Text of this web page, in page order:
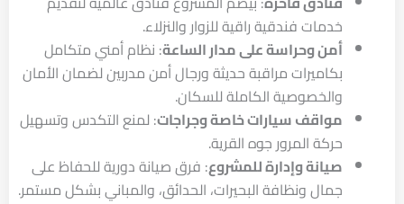
خدمات فندقية راقية للزوار والنزلاء.
أمن وحراسة على مدار الساعة: نظام أمني متكامل
بكاميرات مراقبة حديثة ورجال أمن مدربين لضمان الأمان
والخصوصية الكاملة للسكان.
مواقف سيارات خاصة وجراجات: لمنع التكدس وتسهيل
حركة المرور جوه القرية.
صيانة وإدارة للمشروع: فرق صيانة دورية للحفاظ على
جمال ونظافة البحيرات، الحدائق، والمباني بشكل مستمر.